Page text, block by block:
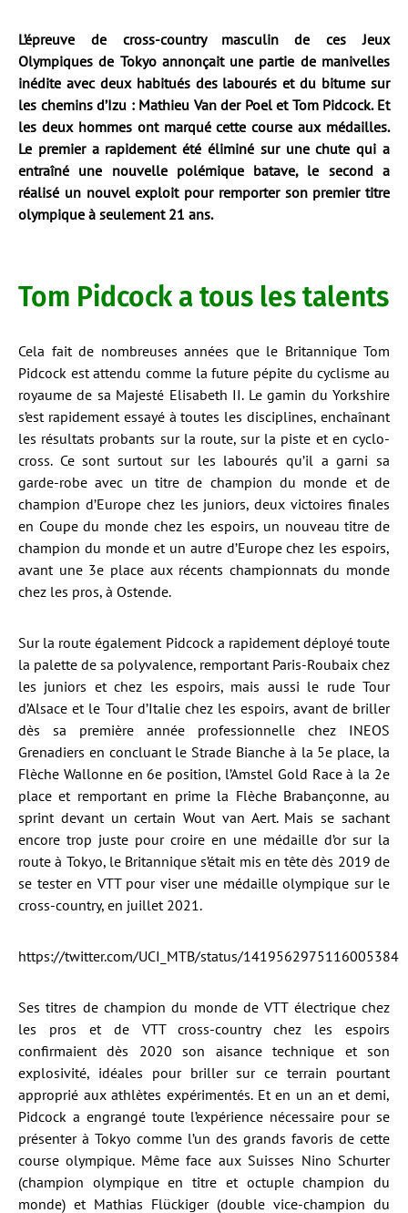
L’épreuve de cross-country masculin de ces Jeux
Olympiques de Tokyo annonçait une partie de manivelles
inédite avec deux habitués des labourés et du bitume sur
les chemins d’Izu : Mathieu Van der Poel et Tom Pidcock. Et
les deux hommes ont marqué cette course aux médailles.
Le premier a rapidement été éliminé sur une chute qui a
entraîné une nouvelle polémique batave, le second a
réalisé un nouvel exploit pour remporter son premier titre
olympique à seulement 21 ans.
Tom Pidcock a tous les talents
Cela fait de nombreuses années que le Britannique Tom
Pidcock est attendu comme la future pépite du cyclisme au
royaume de sa Majesté Elisabeth II. Le gamin du Yorkshire
s’est rapidement essayé à toutes les disciplines, enchaînant
les résultats probants sur la route, sur la piste et en cyclo-
cross. Ce sont surtout sur les labourés qu’il a garni sa
garde-robe avec un titre de champion du monde et de
champion d’Europe chez les juniors, deux victoires finales
en Coupe du monde chez les espoirs, un nouveau titre de
champion du monde et un autre d’Europe chez les espoirs,
avant une 3e place aux récents championnats du monde
chez les pros, à Ostende.
Sur la route également Pidcock a rapidement déployé toute
la palette de sa polyvalence, remportant Paris-Roubaix chez
les juniors et chez les espoirs, mais aussi le rude Tour
d’Alsace et le Tour d’Italie chez les espoirs, avant de briller
dès sa première année professionnelle chez INEOS
Grenadiers en concluant le Strade Bianche à la 5e place, la
Flèche Wallonne en 6e position, l’Amstel Gold Race à la 2e
place et remportant en prime la Flèche Brabançonne, au
sprint devant un certain Wout van Aert. Mais se sachant
encore trop juste pour croire en une médaille d’or sur la
route à Tokyo, le Britannique s’était mis en tête dès 2019 de
se tester en VTT pour viser une médaille olympique sur le
cross-country, en juillet 2021.
https://twitter.com/UCI_MTB/status/1419562975116005384
Ses titres de champion du monde de VTT électrique chez
les pros et de VTT cross-country chez les espoirs
confirmaient dès 2020 son aisance technique et son
explosivité, idéales pour briller sur ce terrain pourtant
approprié aux athlètes expérimentés. Et en un an et demi,
Pidcock a engrangé toute l’expérience nécessaire pour se
présenter à Tokyo comme l’un des grands favoris de cette
course olympique. Même face aux Suisses Nino Schurter
(champion olympique en titre et octuple champion du
monde) et Mathias Flückiger (double vice-champion du